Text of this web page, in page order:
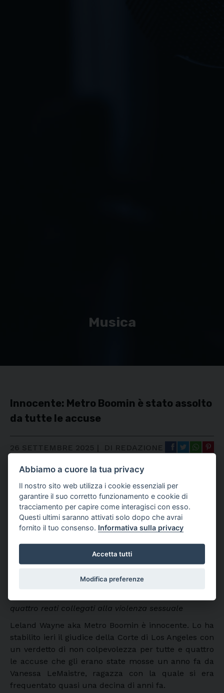
Musica
Innocente: Metro Boomin è stato assolto
da tutte le accuse
26 SETTEMBRE 2025 | DI REDAZIONE
quattro reati collegati alla violenza sessuale
Leland Wayne aka Metro Boomin è innocente. Lo ha
stabilito ieri il giudice della Corte di Los Angeles con
un verdetto di non colpevolezza per tutte e quattro
le accuse che gli erano state mosse un anno fa da
Vanessa LeMaistre, ragazza con la quale si era
frequentato quasi una decina di anni fa.
Abbiamo a cuore la tua privacy
Il nostro sito web utilizza i cookie essenziali per
garantire il suo corretto funzionamento e cookie di
tracciamento per capire come interagisci con esso.
Questi ultimi saranno attivati solo dopo che avrai
fornito il tuo consenso. Informativa sulla privacy
Accetta tutti
Modifica preferenze